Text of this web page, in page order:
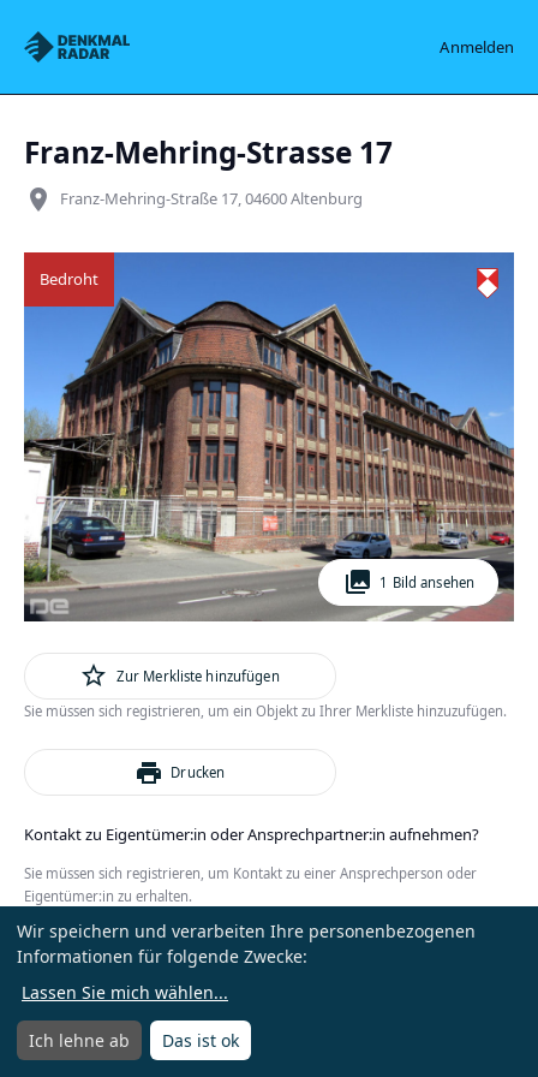
Denkmalradar Anmelden
Menü öffnen
Franz-Mehring-Strasse 17
place Franz-Mehring-Straße 17, 04600 Altenburg
photo_library 1 Bild ansehen
Bedroht
star_outline Zur Merkliste hinzufügen
Sie müssen sich registrieren, um ein Objekt zu Ihrer Merkliste hinzuzufügen.
print Drucken
Kontakt zu Eigentümer:in oder Ansprechpartner:in aufnehmen?
Sie müssen sich registrieren, um Kontakt zu einer Ansprechperson oder
Eigentümer:in zu erhalten.
Anmelden oder Kostenlos registrieren
Wir speichern und verarbeiten Ihre personenbezogenen
Informationen für folgende Zwecke:
Lassen Sie mich wählen...
Ich lehne ab Das ist ok